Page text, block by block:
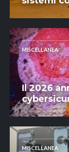
MISCELLANEA
Il 2026
MISCELLANEA